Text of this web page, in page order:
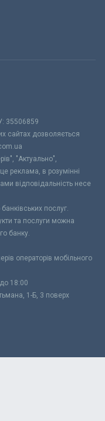
35506859
сайтах дозволяється
"Актуально",
реклама, в розумінні
відповідальність несе
послуг.
та послуги можна
банку.
операторів мобільного
18:00
1-Б, 3 поверх